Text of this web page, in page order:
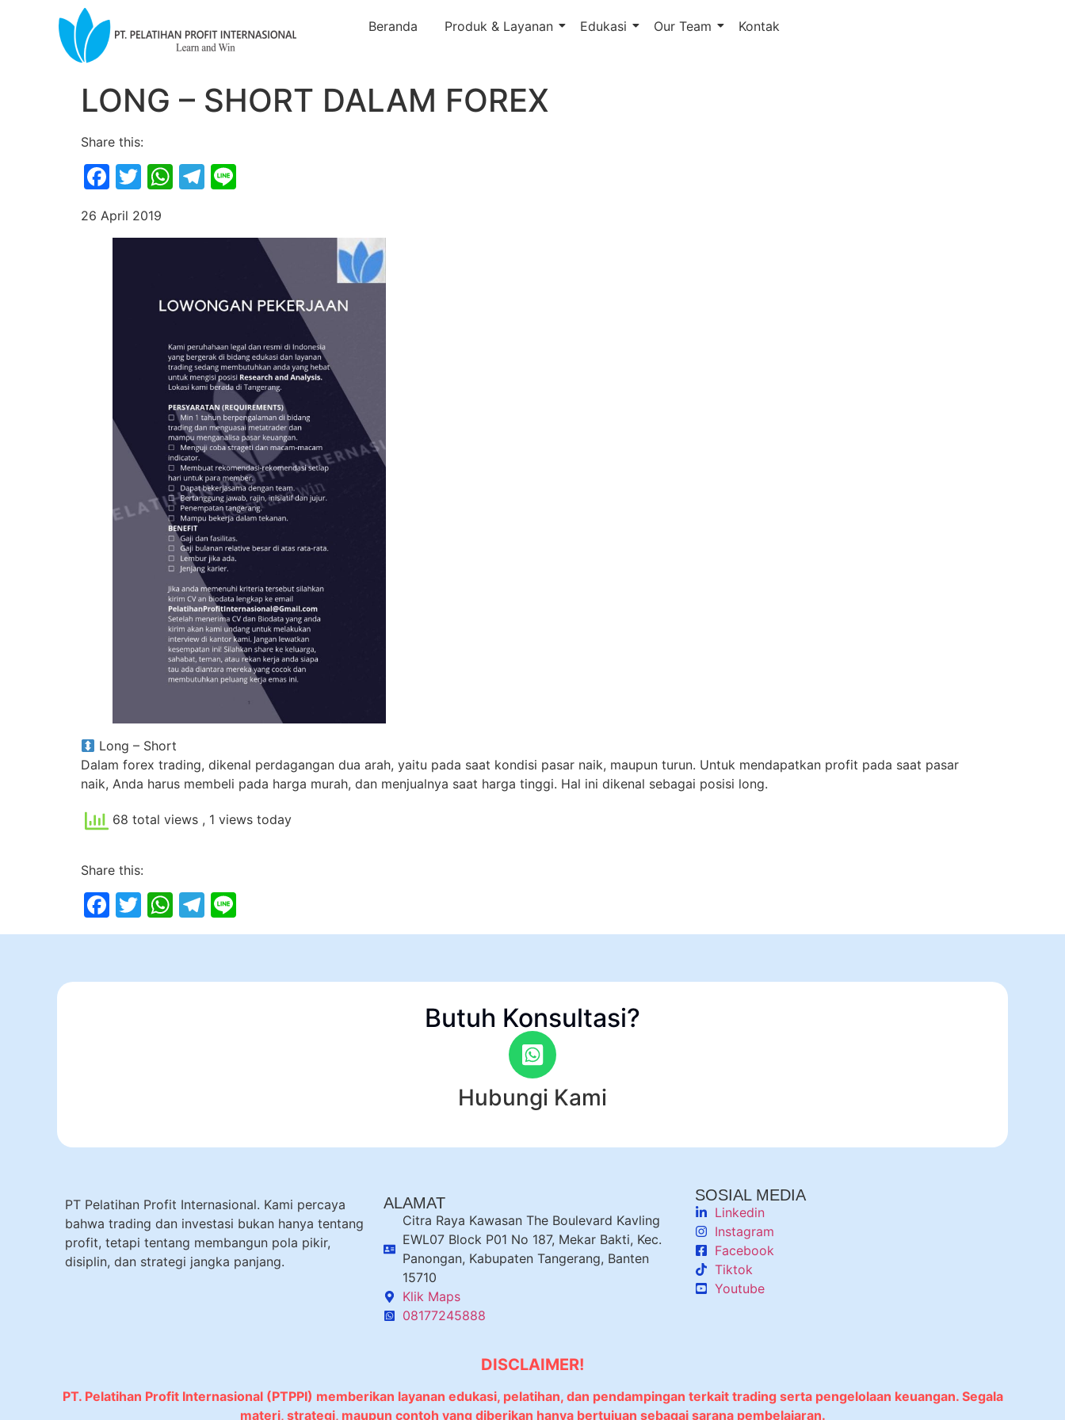
Beranda Produk & Layanan Edukasi Our Team Kontak
LONG – SHORT DALAM FOREX
Share this:
Facebook
Twitter
WhatsApp
Telegram
26 April 2019
Long – Short
Dalam forex trading, dikenal perdagangan dua arah, yaitu pada saat kondisi pasar naik, maupun turun. Untuk mendapatkan profit pada saat pasar
naik, Anda harus membeli pada harga murah, dan menjualnya saat harga tinggi. Hal ini dikenal sebagai posisi long.
68 total views , 1 views today
Share this:
Facebook
Twitter
WhatsApp
Telegram
Butuh Konsultasi?
Hubungi Kami
PT Pelatihan Profit Internasional. Kami percaya
bahwa trading dan investasi bukan hanya tentang
profit, tetapi tentang membangun pola pikir,
disiplin, dan strategi jangka panjang.
ALAMAT
Citra Raya Kawasan The Boulevard Kavling
EWL07 Block P01 No 187, Mekar Bakti, Kec.
Panongan, Kabupaten Tangerang, Banten
15710
Klik Maps
08177245888
SOSIAL MEDIA
Linkedin
Instagram
Facebook
Tiktok
Youtube
DISCLAIMER!
PT. Pelatihan Profit Internasional (PTPPI) memberikan layanan edukasi, pelatihan, dan pendampingan terkait trading serta pengelolaan keuangan. Segala
materi, strategi, maupun contoh yang diberikan hanya bertujuan sebagai sarana pembelajaran.